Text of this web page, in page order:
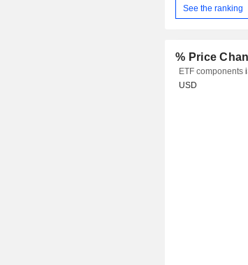
See the ranking
% Price
ETF components
USD